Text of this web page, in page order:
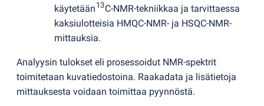
käytetään 13C-NMR-tekniikkaa ja tarvittaessa
kaksiulotteisia HMQC-NMR- ja HSQC-NMR-
mittauksia.
Analyysin tulokset eli prosessoidut NMR-spektrit
toimitetaan kuvatiedostoina. Raakadata ja lisätietoja
mittauksesta voidaan toimittaa pyynnöstä.